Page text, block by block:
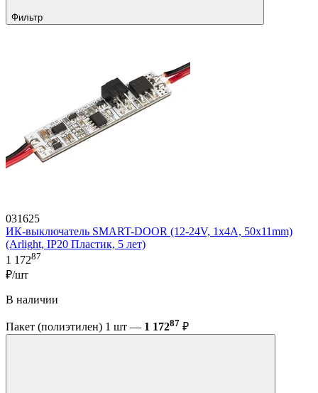
Фильтр
031625
ИК-выключатель SMART-DOOR (12-24V, 1х4А, 50x11mm)
(Arlight, IP20 Пластик, 5 лет)
1 17287
₽/шт
В наличии
Пакет (полиэтилен) 1 шт — 1 17287 ₽